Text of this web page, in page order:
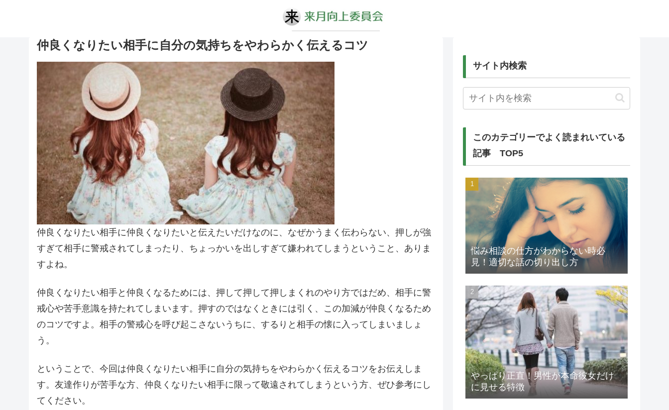
仲良くなりたい相手に自分の気持ちをやわらかく伝えるコツ
仲良くなりたい相手に仲良くなりたいと伝えたいだけなのに、なぜかうまく伝わらない、押しが強
すぎて相手に警戒されてしまったり、ちょっかいを出しすぎて嫌われてしまうということ、ありま
すよね。
仲良くなりたい相手と仲良くなるためには、押して押して押しまくれのやり方ではだめ、相手に警
戒心や苦手意識を持たれてしまいます。押すのではなくときには引く、この加減が仲良くなるため
のコツですよ。相手の警戒心を呼び起こさないうちに、するりと相手の懐に入ってしまいましょ
う。
ということで、今回は仲良くなりたい相手に自分の気持ちをやわらかく伝えるコツをお伝えしま
す。友達作りが苦手な方、仲良くなりたい相手に限って敬遠されてしまうという方、ぜひ参考にし
てください。
サイト内検索
このカテゴリーでよく読まれいている
記事 TOP5
悩み相談の仕方がわからない時必
見！適切な話の切り出し方
やっぱり正直！男性が本命彼女だけ
に見せる特徴